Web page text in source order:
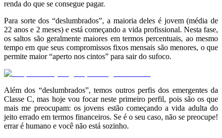
renda do que se consegue pagar.
Para sorte dos “deslumbrados”, a maioria deles é jovem (média de
22 anos e 2 meses) e está começando a vida profissional. Nesta fase,
os saltos são geralmente maiores em termos percentuais, ao mesmo
tempo em que seus compromissos fixos mensais são menores, o que
permite maior “aperto nos cintos” para sair do sufoco.
Além dos “deslumbrados”, temos outros perfis dos emergentes da
Classe C, mas hoje vou focar neste primeiro perfil, pois são os que
mais me preocupam: os jovens estão começando a vida adulta do
jeito errado em termos financeiros. Se é o seu caso, não se preocupe!
errar é humano e você não está sozinho.